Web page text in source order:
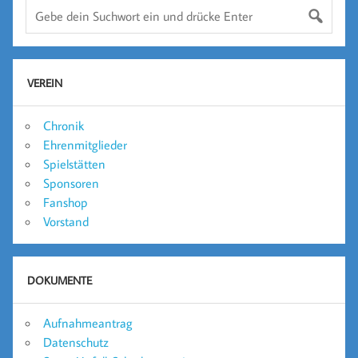
VEREIN
Chronik
Ehrenmitglieder
Spielstätten
Sponsoren
Fanshop
Vorstand
DOKUMENTE
Aufnahmeantrag
Datenschutz